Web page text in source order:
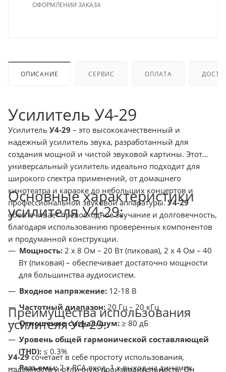
ОФОРМЛЕНИИ ЗАКАЗА
ОПИСАНИЕ СЕРВИС ОПЛАТА
Усилитель У4-29
Усилитель У4-29 – это высококачественный и
надежный усилитель звука, разработанный для
создания мощной и чистой звуковой картины. Этот
универсальный усилитель идеально подходит для
широкого спектра применений, от домашнего
кинотеатра и караоке до небольших концертов и
профессиональной звуковой аппаратуры.У4-29
обеспечивает превосходное звучание и долговечность,
благодаря использованию проверенных компонентов
и продуманной конструкции.
Основные характеристики
усилителя У4-29:
Мощность: 2 х 8 Ом – 20 Вт (пиковая), 2 х 4 Ом – 40
Вт (пиковая) – обеспечивает достаточно мощности
для большинства аудиосистем.
Входное напряжение: 12-18 В
Частотный диапазон: 20 Гц – 20 кГц
Отношение сигнал/шум: ≥ 80 дБ
Уровень общей гармонической составляющей
(THD): ≤ 0.3%
Разъемы:2 х RCA вход, 1 х выход на динамик
Преимущества использования
усилителя У4-29:
У4-29сочетает в себе простоту использования,
надежность и отличную производительность. Он